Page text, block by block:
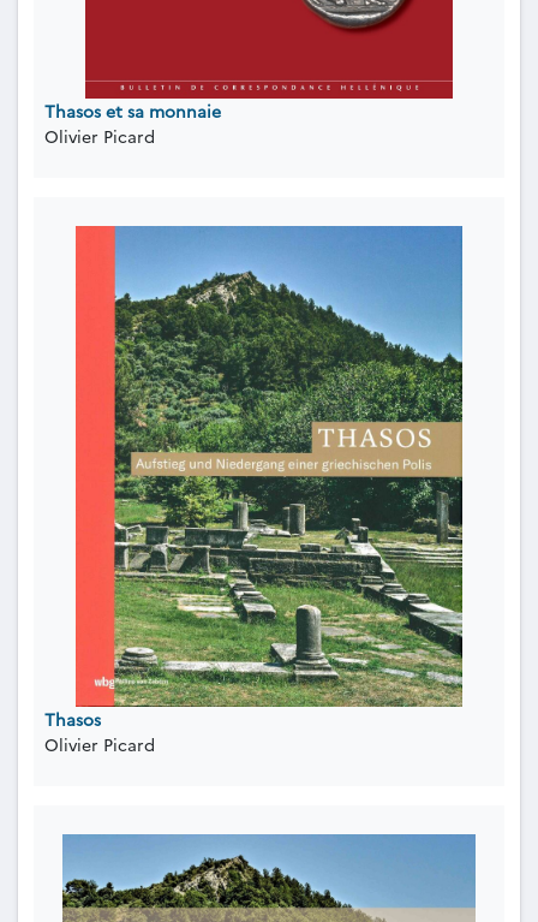
Thasos et sa monnaie
Olivier Picard
Thasos
Olivier Picard